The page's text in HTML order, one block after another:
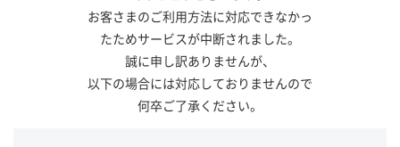
お客さまのご利用方法に対応できなかっ
たためサービスが中断されました。
誠に申し訳ありませんが、
以下の場合には対応しておりませんので
何卒ご了承ください。